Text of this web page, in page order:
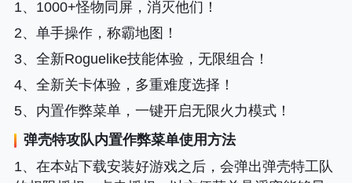
1、1000+怪物同屏，消灭他们！
2、单手操作，称霸地图！
3、全新Roguelike技能体验，无限组合！
4、全新关卡体验，多重难度选择！
5、内置作弊菜单，一键开启无限火力模式！
弹壳特攻队内置作弊菜单使用方法
1、在本站下载安装好游戏之后，会弹出弹壳特工队